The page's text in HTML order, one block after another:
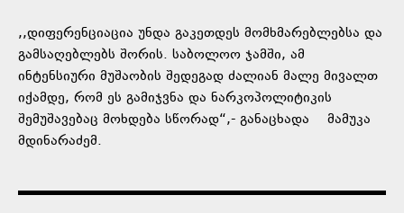
,,დიფერენციაცია უნდა გაკეთდეს მომხმარებლებსა და
გამსაღებლებს შორის. საბოლოო ჯამში, ამ
ინტენსიური მუშაობის შედეგად ძალიან მალე მივალთ
იქამდე, რომ ეს გამიჯვნა და ნარკოპოლიტიკის
შემუშავებაც მოხდება სწორად“,- განაცხადა მამუკა
მდინარაძემ.